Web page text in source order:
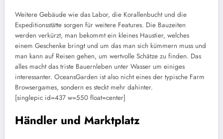
Weitere Gebäude wie das Labor, die Korallenbucht und die
Expeditionsstätte sorgen für weitere Features. Die Bauzeiten
werden verkürzt, man bekommt ein kleines Haustier, welches
einem Geschenke bringt und um das man sich kümmern muss und
man kann auf Reisen gehen, um wertvolle Schätze zu finden. Das
alles macht das triste Bauernleben unter Wasser um einiges
interessanter. OceansGarden ist also nicht eines der typische Farm
Browsergames, sondern es steckt mehr dahinter.
[singlepic id=437 w=550 float=center]
Händler und Marktplatz